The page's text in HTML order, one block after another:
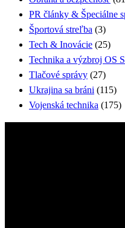
PR články & Špeciálne
Športová streľba (3)
Tech & Inovácie (25)
Technika a výzbroj OS
Tlačové správy (27)
Ukrajina sa bráni (115)
Vojenská technika (175)